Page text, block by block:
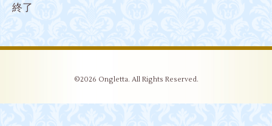
終了
©2026 Ongletta. All Rights Reserved.